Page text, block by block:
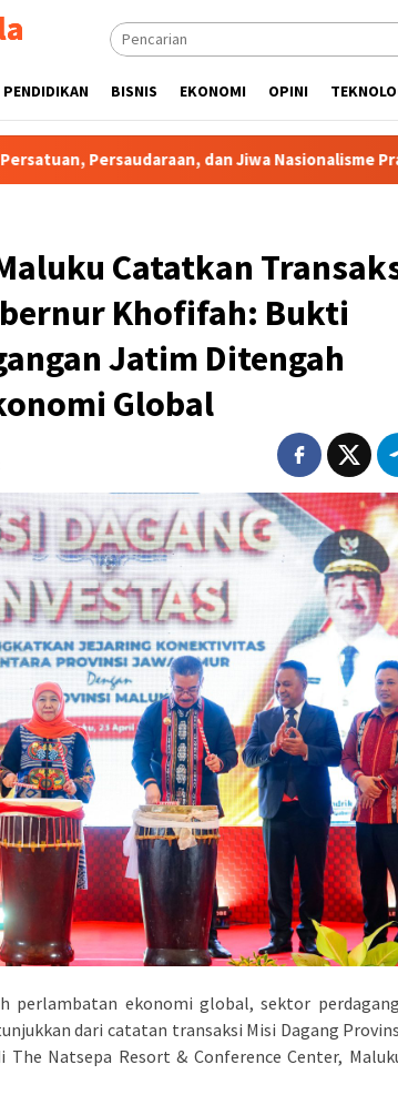
PENDIDIKAN BISNIS EKONOMI OPINI
dan Jiwa Nasionalisme Pramuka UNJ
Catatkan
Khofifah: Bukti
Jatim Ditengah
Global
perlambatan ekonomi global, sektor
dari catatan transaksi Misi Dagang
The Natsepa Resort & Conference Center,